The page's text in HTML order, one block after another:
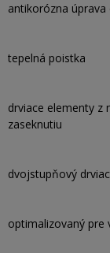
antikorózna
tepelná poistka
drviace elementy z
zaseknutiu
dvojstupňový
optimalizovaný pre